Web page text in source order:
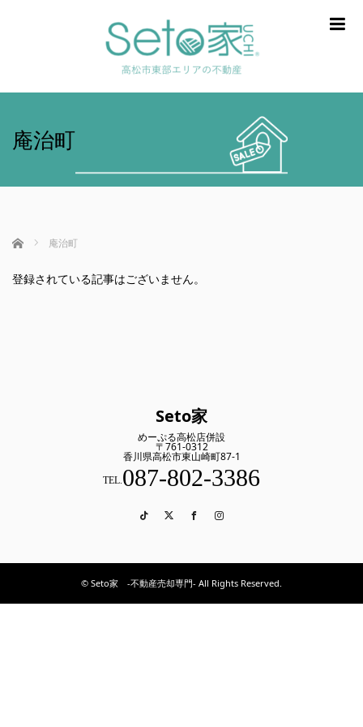
庵治町
ホーム 庵治町
登録されている記事はございません。
Seto家
めーぷる高松店併設
〒761-0312
香川県高松市東山崎町87-1
TEL.087-802-3386
TikTokTwitterFacebook
© Seto家 -不動産売却専門- All Rights Reserved.